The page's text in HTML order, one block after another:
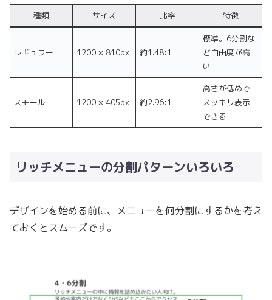
種類 サイズ 比率 特徴
レギュラー 1200 × 810px 約1.48:1
標準。6分割な
ど自由度が高
い
スモール 1200 × 405px 約2.96:1
高さが低めで
スッキリ表示
できる
リッチメニューの分割パターンいろいろ
デザインを始める前に、メニューを何分割にするかを考え
ておくとスムーズです。